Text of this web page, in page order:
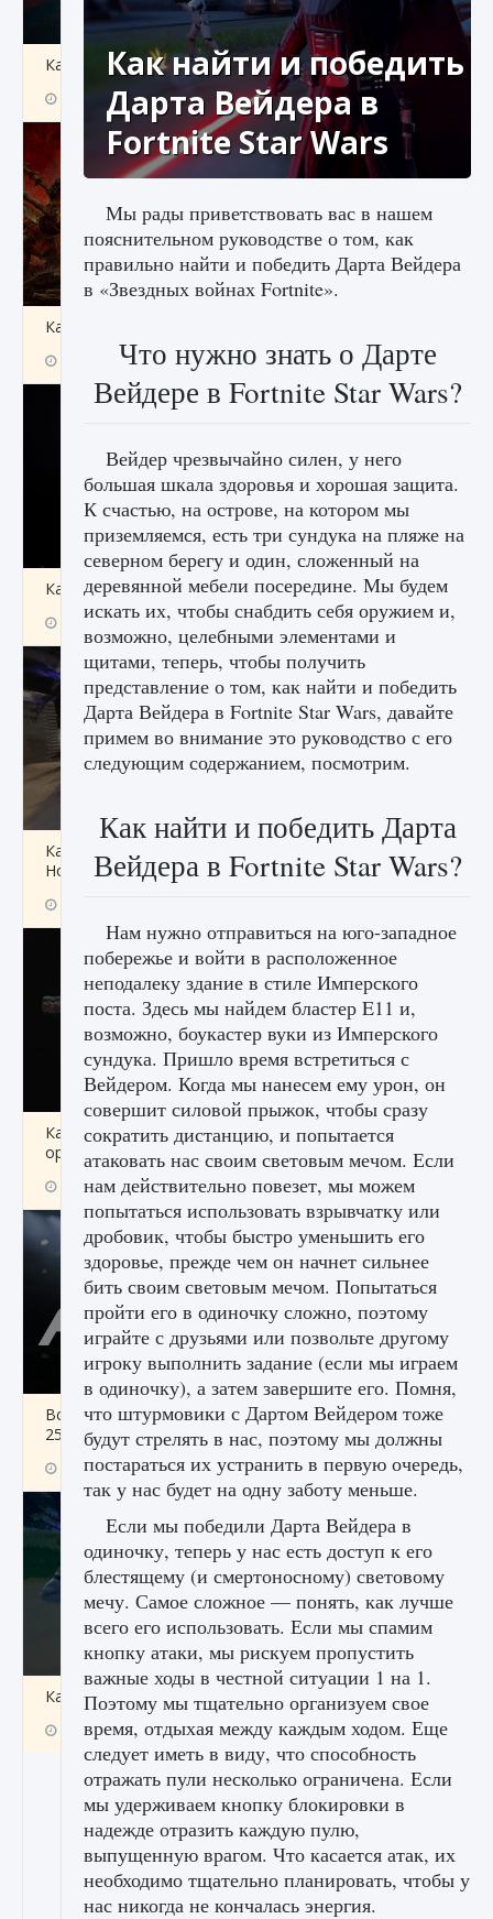
Как создавать предметы в Creatures of Ava
9 августа 2024 1 266 0 0
Как найти Гробницу Изгоев в Diablo 4
9 августа 2024 1 337 0 0
Как получить Thunder Egg в Stardew Valley
9 августа 2024 1 244 0 0
Как исправить неработающие награды For
Honor
Как разблокировать чертеж счастливого
оружия в MW3 и Warzone
9 августа 2024 1 151 0 0
Все новые функции Ultimate Team в EA FC
25
9 августа 2024 1 297 0 0
Как включить чат в Fortnite
9 августа 2024 1 335 0 0
Как найти и победить
Дарта Вейдера в
Fortnite Star Wars
Мы рады приветствовать вас в нашем
пояснительном руководстве о том, как
правильно найти и победить Дарта Вейдера
в «Звездных войнах Fortnite».
Что нужно знать о Дарте
Вейдере в Fortnite Star Wars?
Вейдер чрезвычайно силен, у него
большая шкала здоровья и хорошая защита.
К счастью, на острове, на котором мы
приземляемся, есть три сундука на пляже на
северном берегу и один, сложенный на
деревянной мебели посередине. Мы будем
искать их, чтобы снабдить себя оружием и,
возможно, целебными элементами и
щитами, теперь, чтобы получить
представление о том, как найти и победить
Дарта Вейдера в Fortnite Star Wars, давайте
примем во внимание это руководство с его
следующим содержанием, посмотрим.
Как найти и победить Дарта
Вейдера в Fortnite Star Wars?
Нам нужно отправиться на юго-западное
побережье и войти в расположенное
неподалеку здание в стиле Имперского
поста. Здесь мы найдем бластер E11 и,
возможно, боукастер вуки из Имперского
сундука. Пришло время встретиться с
Вейдером. Когда мы нанесем ему урон, он
совершит силовой прыжок, чтобы сразу
сократить дистанцию, и попытается
атаковать нас своим световым мечом. Если
нам действительно повезет, мы можем
попытаться использовать взрывчатку или
дробовик, чтобы быстро уменьшить его
здоровье, прежде чем он начнет сильнее
бить своим световым мечом. Попытаться
пройти его в одиночку сложно, поэтому
играйте с друзьями или позвольте другому
игроку выполнить задание (если мы играем
в одиночку), а затем завершите его. Помня,
что штурмовики с Дартом Вейдером тоже
будут стрелять в нас, поэтому мы должны
постараться их устранить в первую очередь,
так у нас будет на одну заботу меньше.
Если мы победили Дарта Вейдера в
одиночку, теперь у нас есть доступ к его
блестящему (и смертоносному) световому
мечу. Самое сложное — понять, как лучше
всего его использовать. Если мы спамим
кнопку атаки, мы рискуем пропустить
важные ходы в честной ситуации 1 на 1.
Поэтому мы тщательно организуем свое
время, отдыхая между каждым ходом. Еще
следует иметь в виду, что способность
отражать пули несколько ограничена. Если
мы удерживаем кнопку блокировки в
надежде отразить каждую пулю,
выпущенную врагом. Что касается атак, их
необходимо тщательно планировать, чтобы у
нас никогда не кончалась энергия.